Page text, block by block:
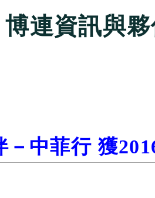
博連資訊與
－中菲行 獲